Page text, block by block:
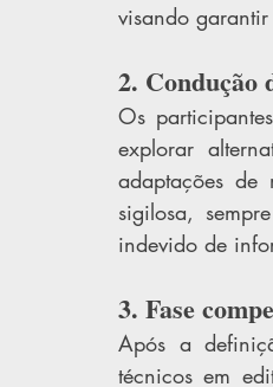
visando
2. Condução
Os
explorar
adaptações de
sigilosa,
indevido de
3. Fase
Após a
técnicos em